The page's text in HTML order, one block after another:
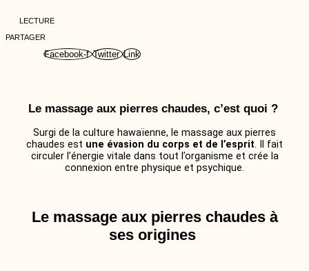
LECTURE
PARTAGER
Facebook-f Twitter Link
Le massage aux pierres chaudes, c’est quoi ?
Surgi de la culture hawaïenne, le massage aux pierres
chaudes est une évasion du corps et de l’esprit. Il fait
circuler l’énergie vitale dans tout l’organisme et crée la
connexion entre physique et psychique.
Le massage aux pierres chaudes à
ses origines